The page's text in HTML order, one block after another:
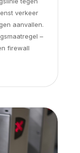
verkeer
aanvallen.
–
firewall